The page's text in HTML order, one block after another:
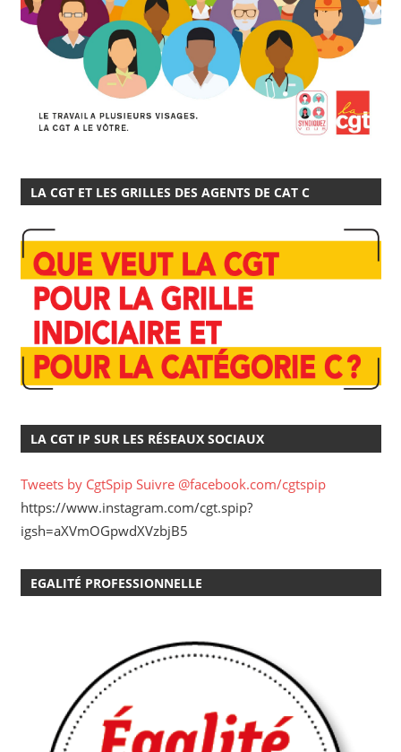
LA CGT ET LES GRILLES DES AGENTS DE CAT C
LA CGT IP SUR LES RÉSEAUX SOCIAUX
Tweets by CgtSpip Suivre @facebook.com/cgtspip
https://www.instagram.com/cgt.spip?
igsh=aXVmOGpwdXVzbjB5
EGALITÉ PROFESSIONNELLE